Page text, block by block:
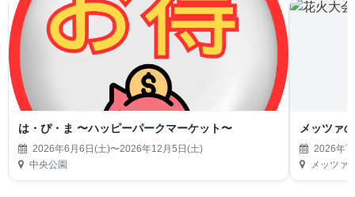
は・ぴ・ま 〜ハッピーパークマーケット〜
2026年6月6日(土)〜2026年12月5日(土)
中央公園
メッツァ
2026年7
メッツァ